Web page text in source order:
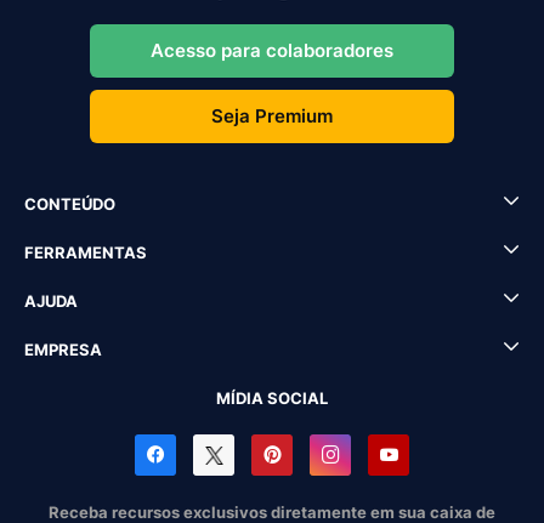
Acesso para colaboradores
Seja Premium
CONTEÚDO
FERRAMENTAS
AJUDA
EMPRESA
MÍDIA SOCIAL
Receba recursos exclusivos diretamente em sua caixa de